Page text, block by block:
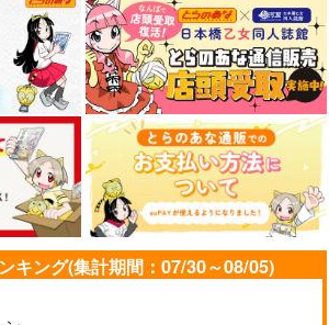
キング(集計期間：07/30～08/05)